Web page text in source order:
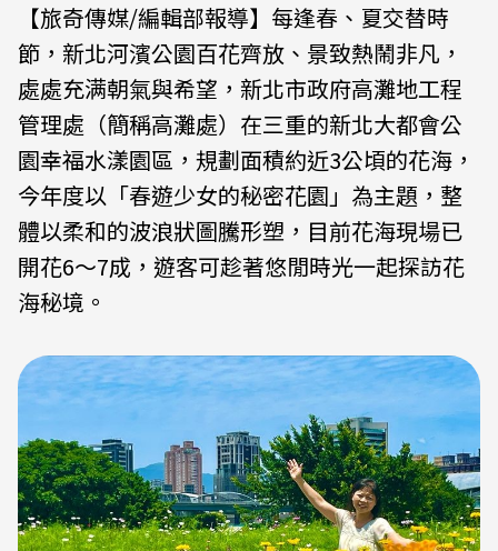
【旅奇傳媒/編輯部報導】每逢春、夏交替時
節，新北河濱公園百花齊放、景致熱鬧非凡，
處處充满朝氣與希望，新北市政府高灘地工程
管理處（簡稱高灘處）在三重的新北大都會公
園幸福水漾園區，規劃面積約近3公頃的花海，
今年度以「春遊少女的秘密花園」為主題，整
體以柔和的波浪狀圖騰形塑，目前花海現場已
開花6～7成，遊客可趁著悠閒時光一起探訪花
海秘境。